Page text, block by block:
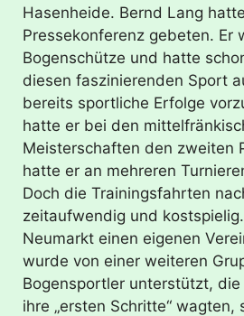
Hasenheide. Bernd Lang
Pressekonferenz gebeten. Er
Bogenschütze und hatte
diesen faszinierenden Sport
bereits sportliche Erfolge
hatte er bei den
Meisterschaften den zweiten
hatte er an mehreren
Doch die Trainingsfahrten
zeitaufwendig und
Neumarkt einen eigenen
wurde von einer weiteren
Bogensportler unterstützt,
ihre „ersten Schritte“ wagten,